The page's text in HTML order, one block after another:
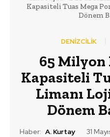
Kapasiteli Tuas Mega
Dönem
DENİZCİLİK
65
Kapasiteli
Limanı
Dönem
Haber: A. Kurtay 31